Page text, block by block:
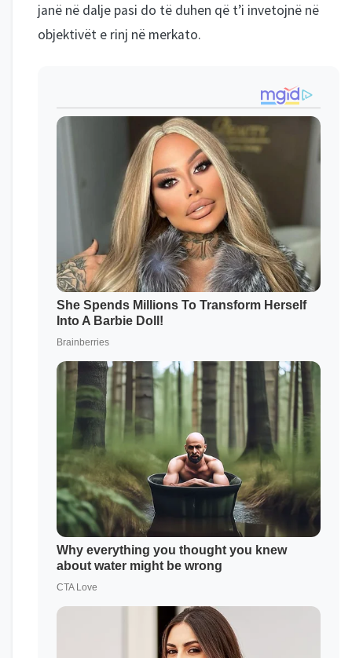
janë në dalje pasi do të duhen që t’i invetojnë në
objektivët e rinj në merkato.